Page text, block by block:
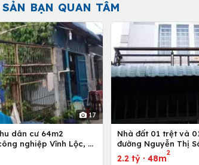
BẠN QUAN TÂM
17
dân cư 64m2
nghiệp Vĩnh Lộc, H.
Chí Minh
Nhà đất 01 trệt và 01 lầu, 4mx12m ở
đường Nguyễn Thị
Hồ Chí Minh
2.2 tỷ ·48m
2